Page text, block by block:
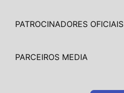
PATROCINADORES OFICIAIS
PARCEIROS MEDIA